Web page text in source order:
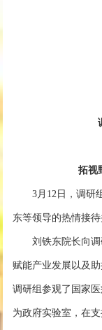
拓视
3月12日，调研
东等领导的热情接待
刘铁东院长向
赋能产业发展以及
调研组参观了国家
为政府实验室，在